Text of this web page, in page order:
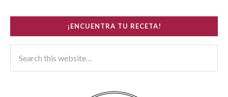
¡ENCUENTRA TU RECETA!